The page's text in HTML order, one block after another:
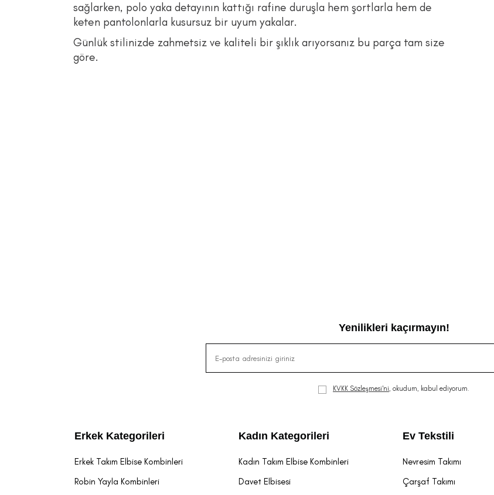
sağlarken, polo yaka detayının kattığı rafine duruşla hem şortlarla hem de
keten pantolonlarla kusursuz bir uyum yakalar.
Günlük stilinizde zahmetsiz ve kaliteli bir şıklık arıyorsanız bu parça tam size
göre.
Yenilikleri kaçırmayın!
KVKK Sözleşmesi'ni, okudum, kabul ediyorum.
Erkek Kategorileri
Erkek Takım Elbise Kombinleri
Robin Yayla Kombinleri
Kadın Kategorileri
Kadın Takım Elbise Kombinleri
Davet Elbisesi
Ev Tekstili
Nevresim Takımı
Çarşaf Takımı